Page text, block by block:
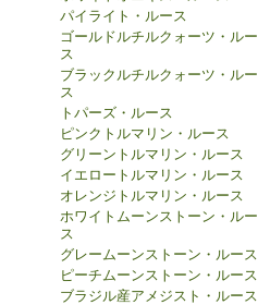
パイライト・ルース
ゴールドルチルクォーツ・ルー
ス
ブラックルチルクォーツ・ルー
ス
トパーズ・ルース
ピンクトルマリン・ルース
グリーントルマリン・ルース
イエロートルマリン・ルース
オレンジトルマリン・ルース
ホワイトムーンストーン・ルー
ス
グレームーンストーン・ルース
ピーチムーンストーン・ルース
ブラジル産アメジスト・ルース